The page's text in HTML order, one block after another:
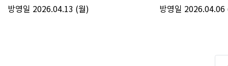
방영일 2026.04.13 (월) 방영일 2026.04.06